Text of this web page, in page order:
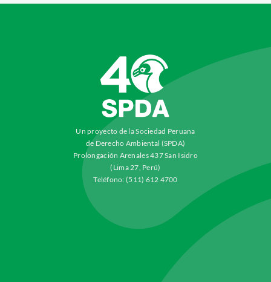
Un proyecto de la Sociedad Peruana
de Derecho Ambiental (SPDA)
Prolongación Arenales 437 San Isidro
(Lima 27, Perú)
Teléfono: (511) 612 4700